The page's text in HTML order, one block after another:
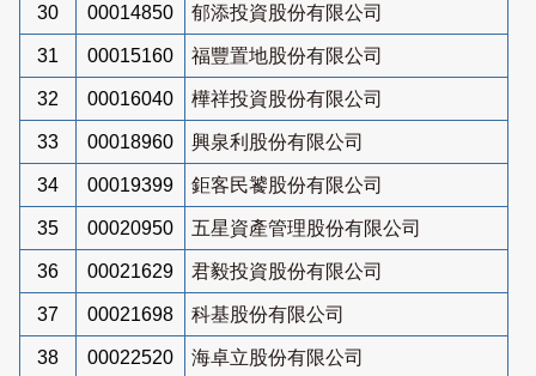
30 00014850 郁添投資股份有限公司
31 00015160 福豐置地股份有限公司
32 00016040 樺祥投資股份有限公司
33 00018960 興泉利股份有限公司
34 00019399 鉅客民饕股份有限公司
35 00020950 五星資產管理股份有限公司
36 00021629 君毅投資股份有限公司
37 00021698 科基股份有限公司
38 00022520 海卓立股份有限公司